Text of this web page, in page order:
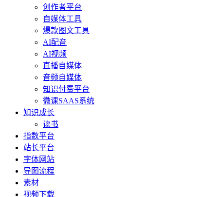
创作者平台
自媒体工具
爆款图文工具
AI配音
AI视频
直播自媒体
音频自媒体
知识付费平台
微课SAAS系统
知识成长
读书
指数平台
站长平台
字体网站
导图流程
素材
视频下载